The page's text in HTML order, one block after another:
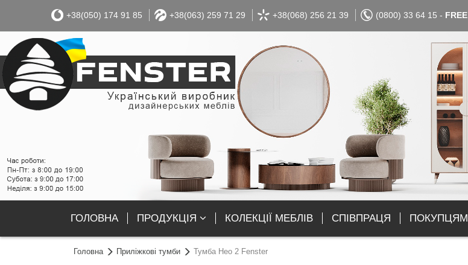
+38(050) 174 91 85 +38(063) 259 71 29 +38(068) 256 21 39 (0800) 33 64 15 - FREE
ГОЛОВНА ПРОДУКЦІЯ КОЛЕКЦІЇ МЕБЛІВ СПІВПРАЦЯ ПОКУПЦЯМ
Головна Приліжкові тумби Тумба Нео 2 Fenster